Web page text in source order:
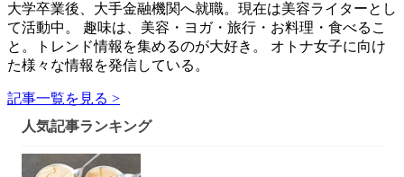
大学卒業後、大手金融機関へ就職。現在は美容ライターとし
て活動中。 趣味は、美容・ヨガ・旅行・お料理・食べるこ
と。トレンド情報を集めるのが大好き。 オトナ女子に向け
た様々な情報を発信している。
記事一覧を見る >
人気記事ランキング